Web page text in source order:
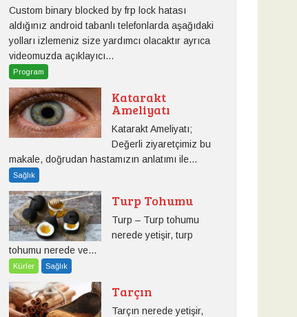
Custom binary blocked by frp lock hatası
aldığınız android tabanlı telefonlarda aşağıdaki
yolları izlemeniz size yardımcı olacaktır ayrıca
videomuzda açıklayıcı...
Program
Katarakt
Ameliyatı
Katarakt Ameliyatı;
Değerli ziyaretçimiz bu
makale, doğrudan hastamızın anlatımı ile...
Sağlık
Turp Tohumu
Turp – Turp tohumu
nerede yetişir, turp
tohumu nerede ve...
Kürler Sağlık
Tarçın
Tarçın nerede yetişir,